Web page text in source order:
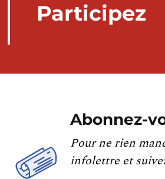
Participez
Abonnez-
Pour ne rien
infolettre et